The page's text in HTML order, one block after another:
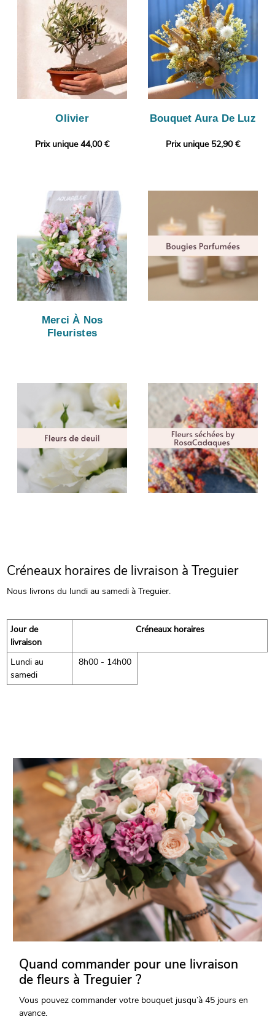
Olivier
Prix unique 44,00 €
Bouquet Aura De Luz
Prix unique 52,90 €
Merci À Nos
Fleuristes
Créneaux horaires de livraison à Treguier
Nous livrons du lundi au samedi à Treguier.
Jour de
livraison
Créneaux horaires
Lundi au
samedi
8h00 - 14h00
Quand commander pour une livraison
de fleurs à Treguier ?
Vous pouvez commander votre bouquet jusqu’à 45 jours en
avance.